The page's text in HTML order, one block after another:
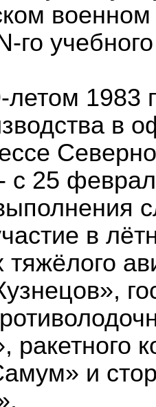
военном
го
1983
в
с 25
в
тяжёлого
ракетного
и